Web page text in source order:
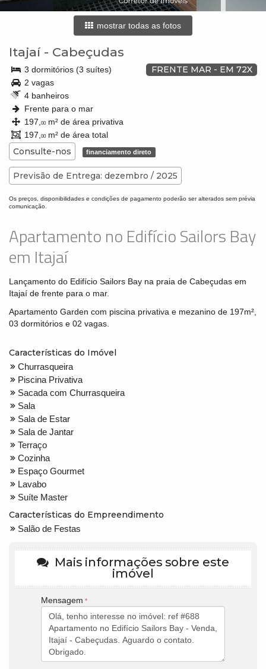
mostrar todas as fotos
Itajaí- Cabeçudas
FRENTE MAR - EM 72X
3 dormitórios (3 suítes)
2 vagas
4 banheiros
Frente para o mar
197, 00m² de área privativa
197, 00m² de área total
Consulte-nos financiamento direto
Previsão de Entrega: dezembro / 2025
Os preços, disponibilidades e condições de pagamento poderão ser alterados sem prévia
comunicação.
Apartamento no Edifício Sailors Bay
em Itajaí
Lançamento do Edifício Sailors Bay na praia de Cabeçudas em
Itajaí de frente para o mar.
Apartamento Garden com piscina privativa e mezanino de 197m²,
03 dormitórios e 02 vagas.
Características do Imóvel
Churrasqueira
Piscina Privativa
Sacada com Churrasqueira
Sala
Sala de Estar
Sala de Jantar
Terraço
Cozinha
Espaço Gourmet
Lavabo
Suíte Master
Características do Empreendimento
Salão de Festas
Mais informações sobre este
imóvel
Mensagem